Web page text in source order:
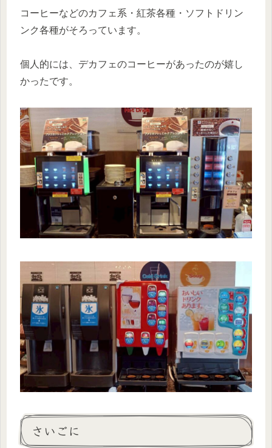
コーヒーなどのカフェ系・紅茶各種・ソフトドリン
ンク各種がそろっています。
個人的には、デカフェのコーヒーがあったのが嬉し
かったです。
さいごに